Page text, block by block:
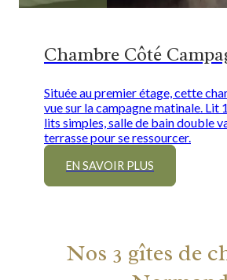
Chambre Côté
Située au premier étage, cette
vue sur la campagne matinale. Lit
lits simples, salle de bain double
terrasse pour se ressourcer.
EN SAVOIR PLUS
Nos 3 gîtes de